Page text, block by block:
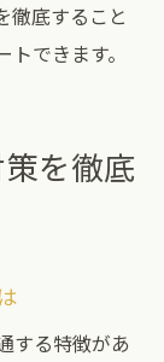
徹底すること
できます。
を徹底
する特徴があ